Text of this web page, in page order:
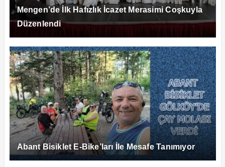
Mengen’de İlk Hafızlık İcazet Merasimi Coşkuyla
Düzenlendi
Abant Bisiklet E-Bike’ları İle Mesafe Tanımıyor